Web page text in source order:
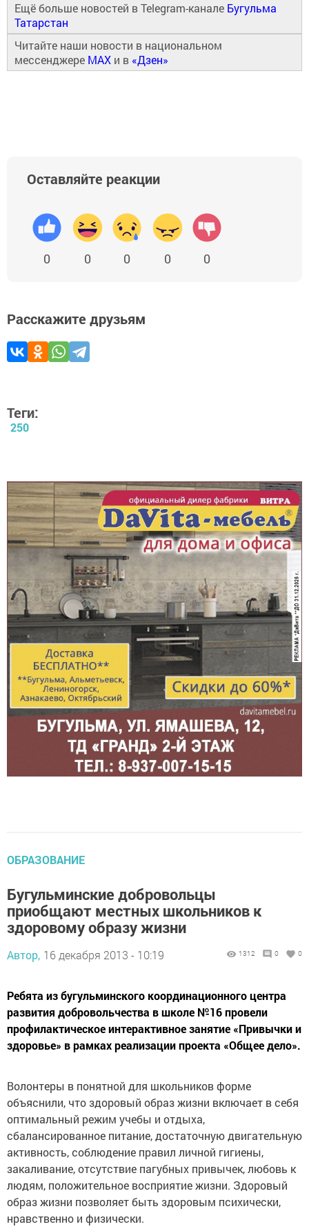
Ещё больше новостей в Telegram-канале Бугульма
Татарстан
Читайте наши новости в национальном
мессенджере MAX и в «Дзен»
Оставляйте реакции
0 0 0 0 0
Расскажите друзьям
Теги:
250
ОБРАЗОВАНИЕ
Бугульминские добровольцы
приобщают местных школьников к
здоровому образу жизни
Автор, 16 декабря 2013 - 10:19 1312 0 0
Ребята из бугульминского координационного центра
развития добровольчества в школе №16 провели
профилактическое интерактивное занятие «Привычки и
здоровье» в рамках реализации проекта «Общее дело».
Волонтеры в понятной для школьников форме
объяснили, что здоровый образ жизни включает в себя
оптимальный режим учебы и отдыха,
сбалансированное питание, достаточную двигательную
активность, соблюдение правил личной гигиены,
закаливание, отсутствие пагубных привычек, любовь к
людям, положительное восприятие жизни. Здоровый
образ жизни позволяет быть здоровым психически,
нравственно и физически.